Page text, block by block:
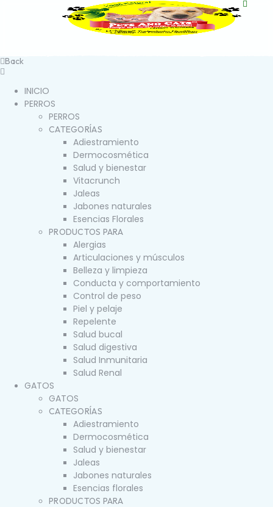
Back
INICIO
PERROS
PERROS
CATEGORÍAS
Adiestramiento
Dermocosmética
Salud y bienestar
Vitacrunch
Jaleas
Jabones naturales
Esencias Florales
PRODUCTOS PARA
Alergias
Articulaciones y músculos
Belleza y limpieza
Conducta y comportamiento
Control de peso
Piel y pelaje
Repelente
Salud bucal
Salud digestiva
Salud Inmunitaria
Salud Renal
GATOS
GATOS
CATEGORÍAS
Adiestramiento
Dermocosmética
Salud y bienestar
Jaleas
Jabones naturales
Esencias florales
PRODUCTOS PARA